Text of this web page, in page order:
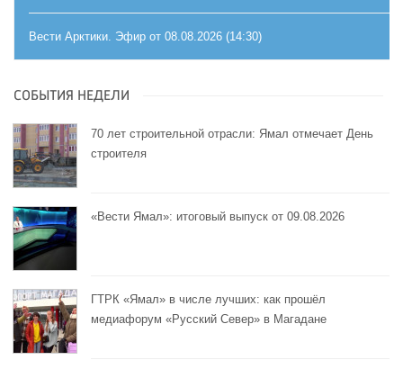
Вести Арктики. Эфир от 08.08.2026 (14:30)
СОБЫТИЯ НЕДЕЛИ
70 лет строительной отрасли: Ямал отмечает День
строителя
«Вести Ямал»: итоговый выпуск от 09.08.2026
ГТРК «Ямал» в числе лучших: как прошёл
медиафорум «Русский Север» в Магадане